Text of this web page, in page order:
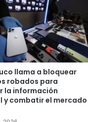
llama a bloquear
robados para
la información
y combatir el mercado